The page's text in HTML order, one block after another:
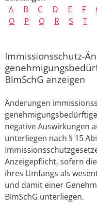
A
B C D E F
O
P Q R S T
Immissionsschutz-
BImSchG anzeigen
Änderungen
negative Auswirkungen
unterliegen nach § 15
Anzeigepflicht, sofern
ihres Umfangs als
und damit einer
BImSchG unterliegen.